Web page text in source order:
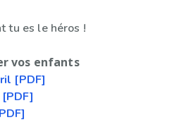
tu es le héros !
vos enfants
[PDF]